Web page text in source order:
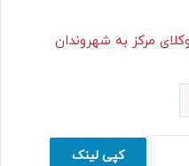
مرکز به شهروندان
کپی لینک